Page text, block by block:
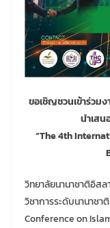
ขอเชิญชวนเข้าร่วมง
นำเสน
“The 4th
วิทยาลัยนานาชาติอิส
วิชาการระดับนานาช
Conference on